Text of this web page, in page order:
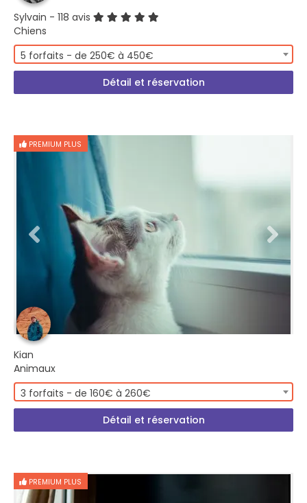
Sylvain - 118 avis
Chiens
5 forfaits - de 250€ à 450€
Détail et réservation
PREMIUM PLUS
Kian
Animaux
3 forfaits - de 160€ à 260€
Détail et réservation
PREMIUM PLUS